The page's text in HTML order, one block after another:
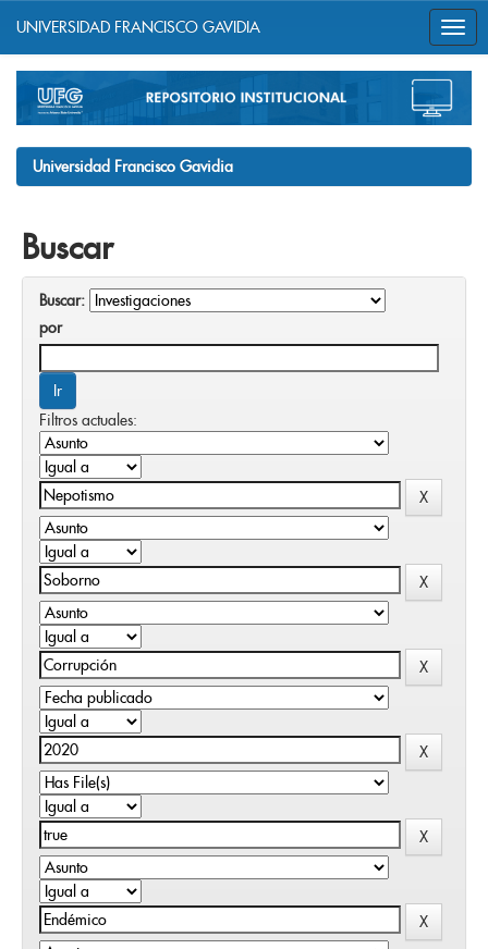
navigation
UNIVERSIDAD FRANCISCO GAVIDIA
Universidad Francisco Gavidia
Buscar
Buscar:
por
Filtros actuales: